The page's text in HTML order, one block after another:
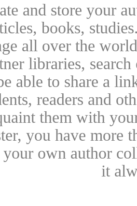
and store your
books,
all over the
libraries,
able to share a
readers and
them with
you have more
own author
it